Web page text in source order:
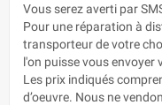
Vous serez averti par
Pour une réparation à
transporteur de votre
l'on puisse vous envoyer
Les prix indiqués
d’oeuvre. Nous ne